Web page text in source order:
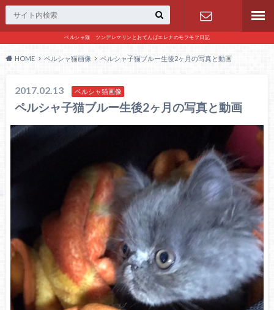
ペルシャ猫 ツンデレマリンとおてんばエレナのモフモフ日記
お問い合わ
HOME ペルシャ猫画像 ペルシャ子猫ブルー生後2ヶ月の写真と動画
2017.02.13 ペルシャ猫画像
ペルシャ子猫ブルー生後2ヶ月の写真と動画